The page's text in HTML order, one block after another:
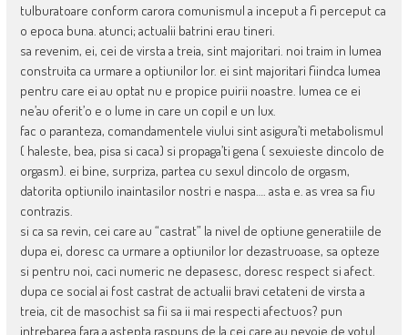
tulburatoare conform carora comunismul a inceput a fi perceput ca
o epoca buna. atunci; actualii batrini erau tineri.
sa revenim, ei, cei de virsta a treia, sint majoritari. noi traim in lumea
construita ca urmare a optiunilor lor. ei sint majoritari fiindca lumea
pentru care ei au optat nu e propice puirii noastre. lumea ce ei
ne’au oferit’o e o lume in care un copil e un lux.
fac o paranteza, comandamentele viului sint asigura’ti metabolismul
( haleste, bea, pisa si caca) si propaga’ti gena ( sexuieste dincolo de
orgasm). ei bine, surpriza, partea cu sexul dincolo de orgasm,
datorita optiunilo inaintasilor nostri e naspa…. asta e. as vrea sa fiu
contrazis.
si ca sa revin, cei care au “castrat” la nivel de optiune generatiile de
dupa ei, doresc ca urmare a optiunilor lor dezastruoase, sa opteze
si pentru noi, caci numeric ne depasesc, doresc respect si afect.
dupa ce social ai fost castrat de actualii bravi cetateni de virsta a
treia, cit de masochist sa fii sa ii mai respecti afectuos? pun
intrebarea fara a astepta raspuns de la cei care au nevoie de votul